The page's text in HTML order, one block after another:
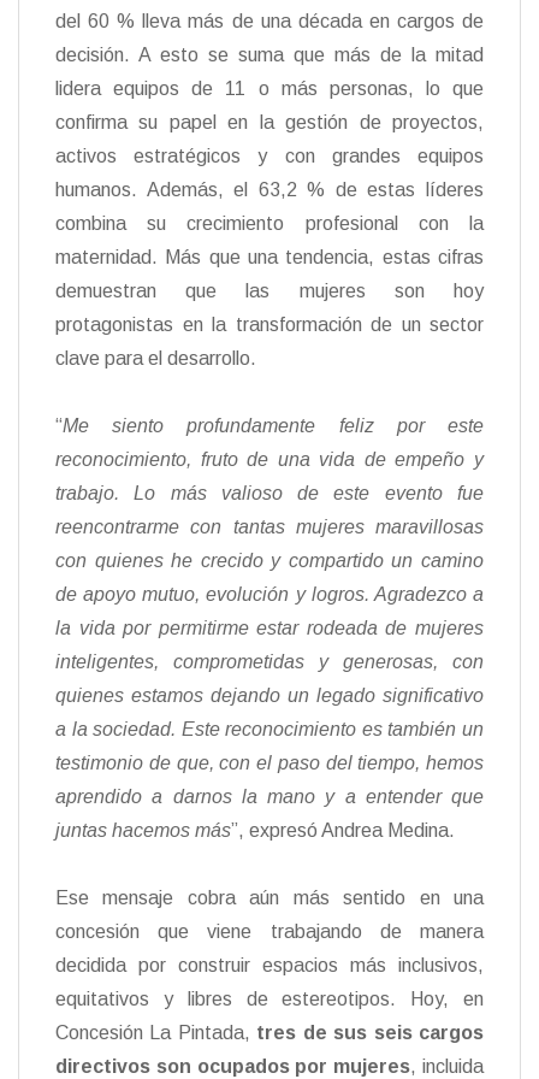
del 60 % lleva más de una década en cargos de
decisión. A esto se suma que más de la mitad
lidera equipos de 11 o más personas, lo que
confirma su papel en la gestión de proyectos,
activos estratégicos y con grandes equipos
humanos. Además, el 63,2 % de estas líderes
combina su crecimiento profesional con la
maternidad. Más que una tendencia, estas cifras
demuestran que las mujeres son hoy
protagonistas en la transformación de un sector
clave para el desarrollo.
“Me siento profundamente feliz por este
reconocimiento, fruto de una vida de empeño y
trabajo. Lo más valioso de este evento fue
reencontrarme con tantas mujeres maravillosas
con quienes he crecido y compartido un camino
de apoyo mutuo, evolución y logros. Agradezco a
la vida por permitirme estar rodeada de mujeres
inteligentes, comprometidas y generosas, con
quienes estamos dejando un legado significativo
a la sociedad. Este reconocimiento es también un
testimonio de que, con el paso del tiempo, hemos
aprendido a darnos la mano y a entender que
juntas hacemos más”, expresó Andrea Medina.
Ese mensaje cobra aún más sentido en una
concesión que viene trabajando de manera
decidida por construir espacios más inclusivos,
equitativos y libres de estereotipos. Hoy, en
Concesión La Pintada, tres de sus seis cargos
directivos son ocupados por mujeres, incluida